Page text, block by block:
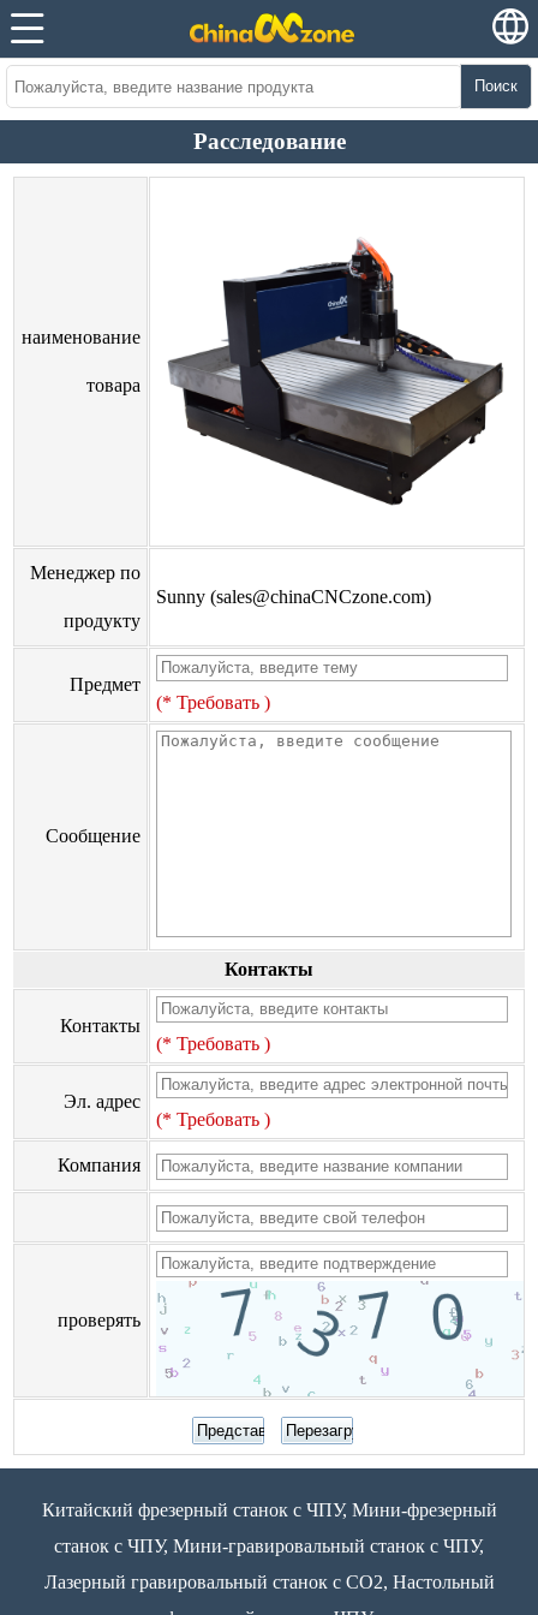
Поиск
Расследование
наименование
товара
Менеджер по
продукту
Sunny (sales@chinaCNCzone.com)
Предмет
(* Требовать )
Сообщение
Контакты
Контакты
(* Требовать )
Эл. адрес
(* Требовать )
Компания
проверять
Китайский фрезерный станок с ЧПУ, Мини-фрезерный
станок с ЧПУ, Мини-гравировальный станок с ЧПУ,
Лазерный гравировальный станок с CO2, Настольный